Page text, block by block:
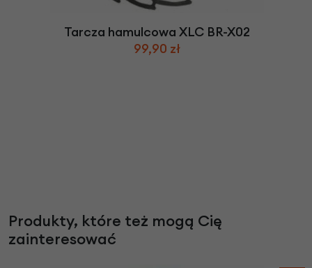
Tarcza hamulcowa XLC BR-X02
99,90 zł
Produkty, które też mogą Cię
zainteresować